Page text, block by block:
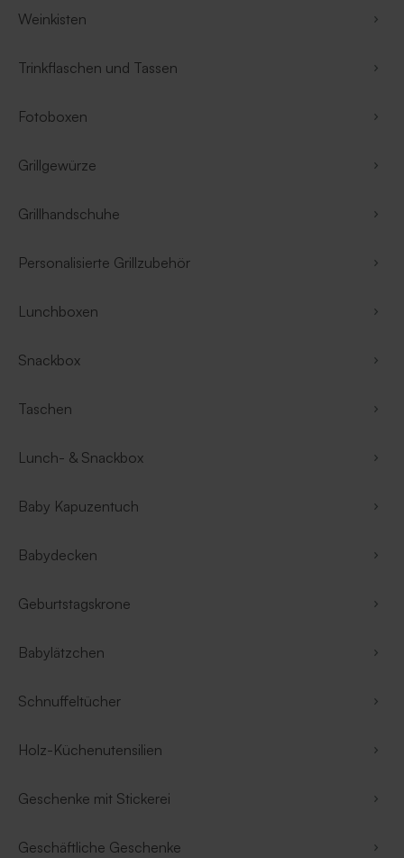
Weinkisten
Trinkflaschen und Tassen
Fotoboxen
Grillgewürze
Grillhandschuhe
Personalisierte Grillzubehör
Lunchboxen
Snackbox
Taschen
Lunch- & Snackbox
Baby Kapuzentuch
Babydecken
Geburtstagskrone
Babylätzchen
Schnuffeltücher
Holz-Küchenutensilien
Geschenke mit Stickerei
Geschäftliche Geschenke